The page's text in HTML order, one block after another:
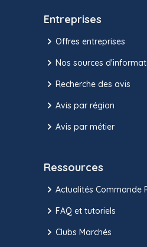
Entreprises
Offres entreprises
Nos sources
Recherche des avis
Avis par région
Avis par métier
Ressources
Actualités Commande
FAQ et tutoriels
Clubs Marchés